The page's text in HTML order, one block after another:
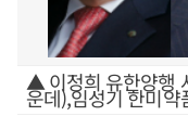
▲ 이정희 유한양행
운데),임성기 한미약